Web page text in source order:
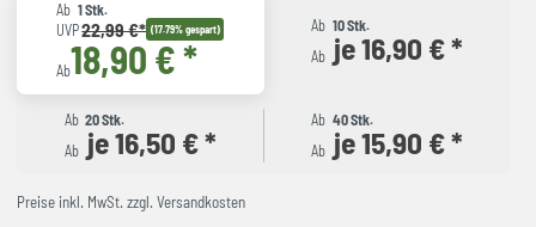
Ab 1 Stk.
UVP22,99 €* (17.79% gespart)
Ab18,90 € *
Ab 10 Stk.
Ab je 16,90 € *
Ab 20 Stk.
Ab je 16,50 € *
Ab 40 Stk.
Ab je 15,90 € *
Preise inkl. MwSt. zzgl. Versandkosten